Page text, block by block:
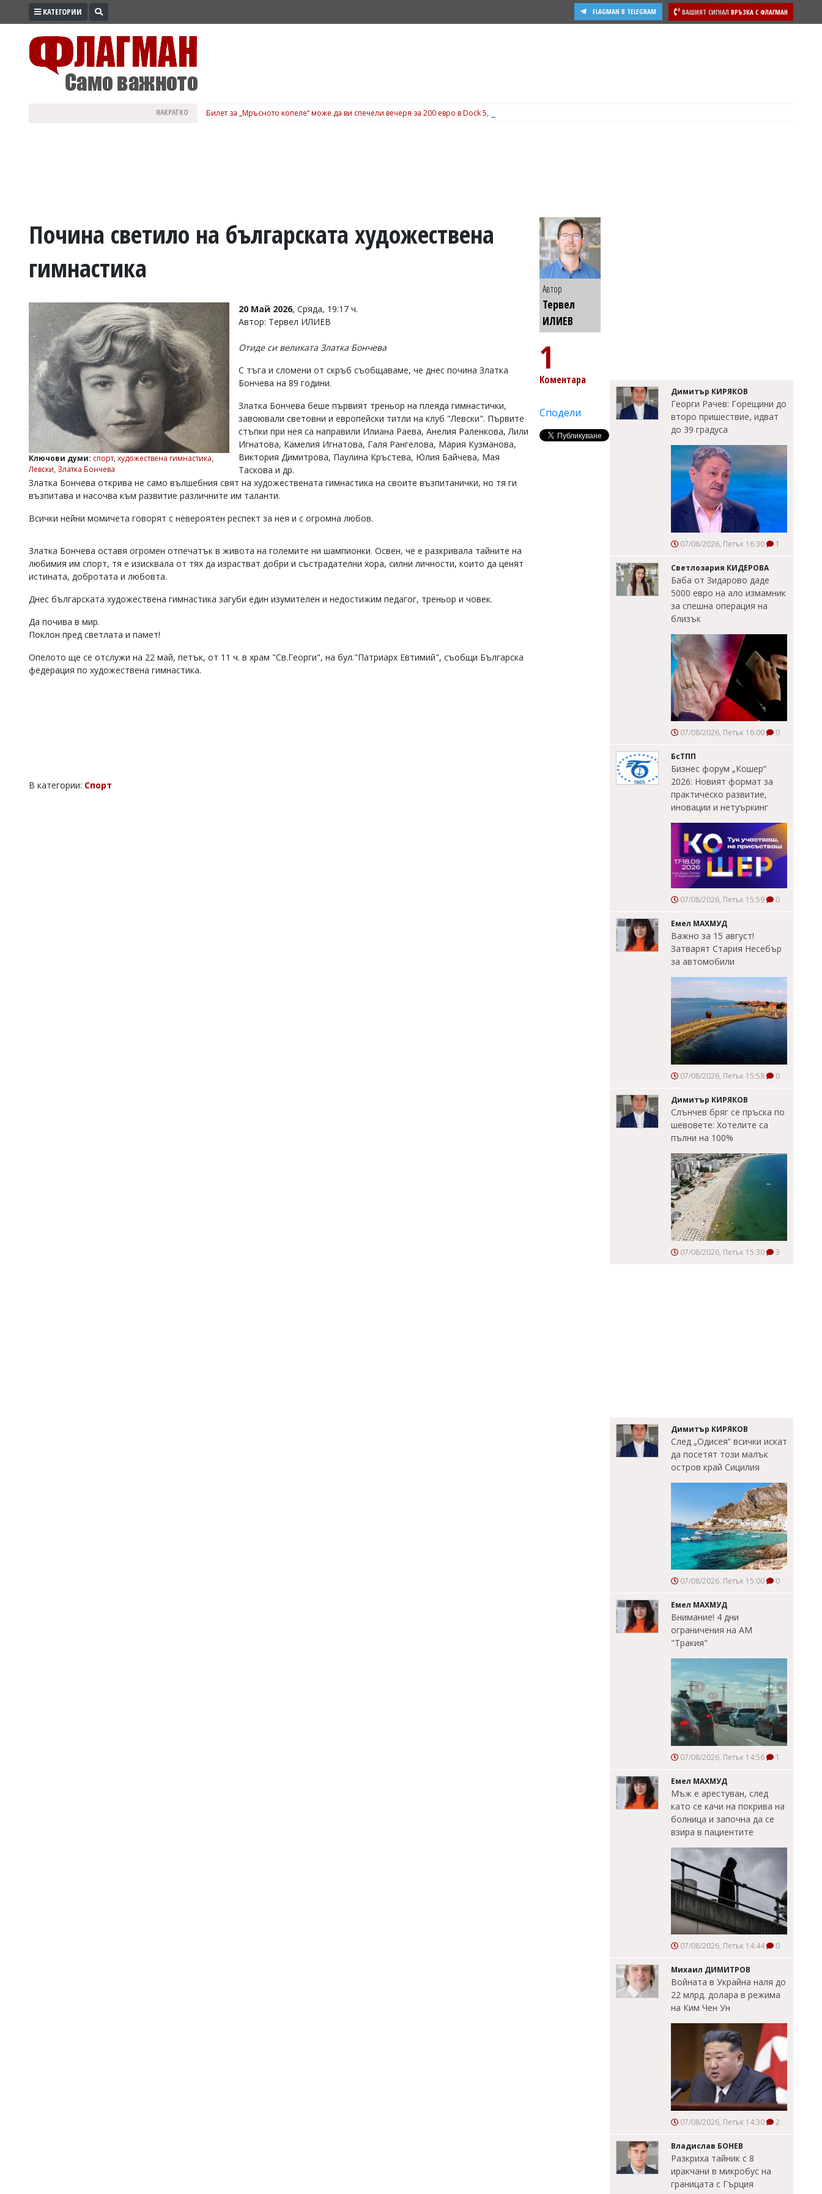
ПРОМО
ВОЙНАТА
УКРАЙНА
РАЗСЛЕДВАНЕ
БИЗНЕС
Управители:
Веселин
Василев,
v.vasilev@flagman.bg
Касабова,
k.kassabova@flagman.bg
Главен
редактор:
Коментарите
въвеждат
читателите
сигнализирайте
КАТЕГОРИИ ВАШИЯТ СИГНАЛ ВРЪЗКА С ФЛАГМАН
FLAGMAN В TELEGRAM
НАКРАТКО Билет за „Мръсното копеле“ може да ви спечели вечеря за 200 евро в Dock 5, вижте подробности
Почина светило на българската художествена
гимнастика
Ключови думи: спорт, художествена гимнастика,
Левски, Златка Бончева
20 Май 2026, Сряда, 19:17 ч.
Автор: Тервел ИЛИЕВ
Отиде си великата Златка Бончева
С тъга и сломени от скръб съобщаваме, че днес почина Златка
Бончева на 89 години.
Златка Бончева беше първият треньор на плеяда гимнастички,
завоювали световни и европейски титли на клуб "Левски". Първите
стъпки при нея са направили Илиана Раева, Анелия Раленкова, Лили
Игнатова, Камелия Игнатова, Галя Рангелова, Мария Кузманова,
Виктория Димитрова, Паулина Кръстева, Юлия Байчева, Мая
Таскова и др.
Златка Бончева открива не само вълшебния свят на художествената гимнастика на своите възпитанички, но тя ги
възпитава и насочва към развитие различните им таланти.
Всички нейни момичета говорят с невероятен респект за нея и с огромна любов.
Златка Бончева оставя огромен отпечатък в живота на големите ни шампионки. Освен, че е разкривала тайните на
любимия им спорт, тя е изисквала от тях да израстват добри и състрадателни хора, силни личности, които да ценят
истината, добротата и любовта.
Днес българската художествена гимнастика загуби един изумителен и недостижим педагог, треньор и човек.
Да почива в мир.
Поклон пред светлата и памет!
Опелото ще се отслужи на 22 май, петък, от 11 ч. в храм "Св.Георги", на бул."Патриарх Евтимий", съобщи Българска
федерация по художествена гимнастика.
В категории: Спорт
Автор
Тервел
ИЛИЕВ
1
Коментара
Сподели
Димитър КИРЯКОВ
Георги Рачев: Горещини до
второ пришествие, идват
до 39 градуса
07/08/2026, Петък 16:30 1
Светлозария КИДЕРОВА
Баба от Зидарово даде
5000 евро на ало измамник
за спешна операция на
близък
07/08/2026, Петък 16:00 0
БсТПП
Бизнес форум „Кошер“
2026: Новият формат за
практическо развитие,
иновации и нетуъркинг
07/08/2026, Петък 15:59 0
Емел МАХМУД
Важно за 15 август!
Затварят Стария Несебър
за автомобили
07/08/2026, Петък 15:58 0
Димитър КИРЯКОВ
Слънчев бряг се пръска по
шевовете: Хотелите са
пълни на 100%
07/08/2026, Петък 15:30 3
Димитър КИРЯКОВ
След „Одисея“ всички искат
да посетят този малък
остров край Сицилия
07/08/2026, Петък 15:00 0
Емел МАХМУД
Внимание! 4 дни
ограничения на АМ
"Тракия"
07/08/2026, Петък 14:56 1
Емел МАХМУД
Мъж е арестуван, след
като се качи на покрива на
болница и започна да се
взира в пациентите
07/08/2026, Петък 14:44 0
Михаил ДИМИТРОВ
Войната в Украйна наля до
22 млрд. долара в режима
на Ким Чен Ун
07/08/2026, Петък 14:30 2
Владислав БОНЕВ
Разкриха тайник с 8
иракчани в микробус на
границата с Гърция